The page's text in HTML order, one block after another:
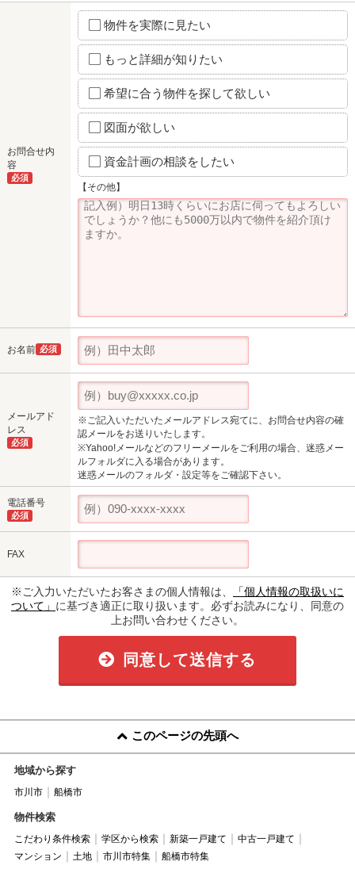
お問合せ内
容
必須
物件を実際に見たい
もっと詳細が知りたい
希望に合う物件を探して欲しい
図面が欲しい
資金計画の相談をしたい
【その他】
お名前 必須
メールアド
レス
必須
※ご記入いただいたメールアドレス宛てに、お問合せ内容の確
認メールをお送りいたします。
※Yahoo!メールなどのフリーメールをご利用の場合、迷惑メー
ルフォルダに入る場合があります。
迷惑メールのフォルダ・設定等をご確認下さい。
電話番号
必須
FAX
※ご入力いただいたお客さまの個人情報は、
「個人情報の取扱いに
ついて」 に基づき適正に取り扱います。必ずお読みになり、同意の
上お問い合わせください。
同意して送信する
このページの先頭へ
地域から探す
市川市 船橋市
物件検索
こだわり条件検索 学区から検索 新築一戸建て
中古一戸建て
マンション
土地 市川市特集 船橋市特集